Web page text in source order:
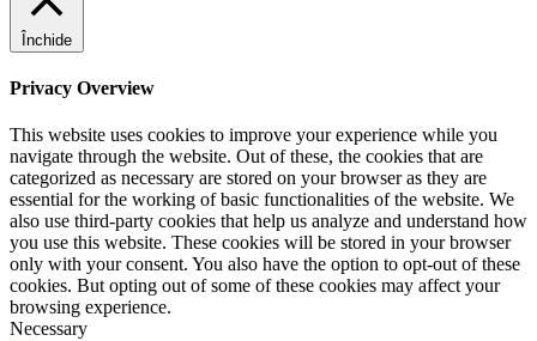
Închide
Privacy Overview
This website uses cookies to improve your experience while you
navigate through the website. Out of these, the cookies that are
categorized as necessary are stored on your browser as they are
essential for the working of basic functionalities of the website. We
also use third-party cookies that help us analyze and understand how
you use this website. These cookies will be stored in your browser
only with your consent. You also have the option to opt-out of these
cookies. But opting out of some of these cookies may affect your
browsing experience.
Necessary